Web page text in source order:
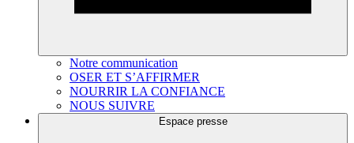
Notre communication
OSER ET S’AFFIRMER
NOURRIR LA CONFIANCE
NOUS SUIVRE
Espace presse